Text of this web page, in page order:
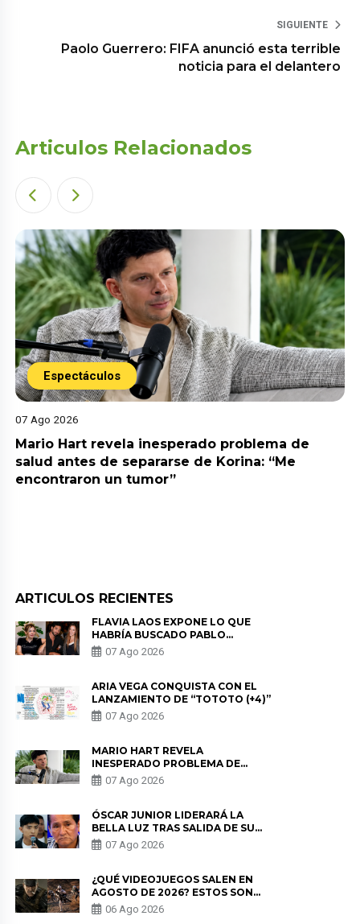
SIGUIENTE
Paolo Guerrero: FIFA anunció esta terrible
noticia para el delantero
Articulos Relacionados
Espectáculos
07 Ago 2026
Mario Hart revela inesperado problema de
salud antes de separarse de Korina: “Me
encontraron un tumor”
ARTICULOS RECIENTES
FLAVIA LAOS EXPONE LO QUE
HABRÍA BUSCADO PABLO
HEREDIA CON ALE FULLER: “UNA
DE LAS PARTES QUERÍA EL
07 Ago 2026
ARIA VEGA CONQUISTA CON EL
LANZAMIENTO DE “TOTOTO (+4)”
07 Ago 2026
MARIO HART REVELA
INESPERADO PROBLEMA DE
SALUD ANTES DE SEPARARSE DE
KORINA: “ME ENCONTRARON UN
07 Ago 2026
ÓSCAR JUNIOR LIDERARÁ LA
BELLA LUZ TRAS SALIDA DE SU
PADRE POR POLÉMICA CON
NALDY SALDAÑA
07 Ago 2026
¿QUÉ VIDEOJUEGOS SALEN EN
AGOSTO DE 2026? ESTOS SON
LOS ESTRENOS MÁS ESPERADOS
06 Ago 2026